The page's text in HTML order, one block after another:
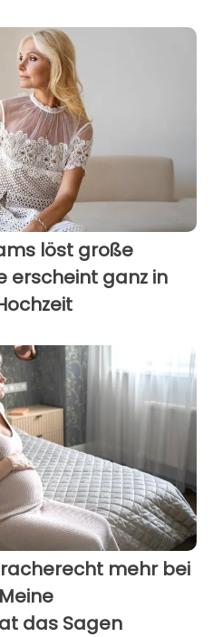
löst große
erscheint ganz in
mehr bei
das Sagen